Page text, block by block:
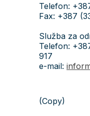
Telefon:
Fax: +387
Služba za
Telefon:
917
e-mail:
(Copy)